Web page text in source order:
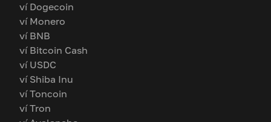
ví Dogecoin
ví Monero
ví BNB
ví Bitcoin Cash
ví USDC
ví Shiba Inu
ví Toncoin
ví Tron